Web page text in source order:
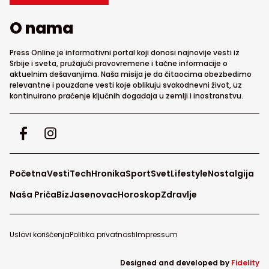
O nama
Press Online je informativni portal koji donosi najnovije vesti iz
Srbije i sveta, pružajući pravovremene i tačne informacije o
aktuelnim dešavanjima. Naša misija je da čitaocima obezbedimo
relevantne i pouzdane vesti koje oblikuju svakodnevni život, uz
kontinuirano praćenje ključnih događaja u zemlji i inostranstvu.
PočetnaVestiTechHronikaSportSvetLifestyleNostalgija
Naša PričaBizJasenovacHoroskopZdravlje
Uslovi korišćenjaPolitika privatnostiImpressum
Designed and developed by Fidelity